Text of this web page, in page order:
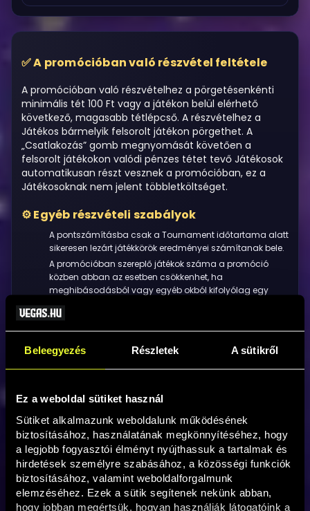
Beleegyezés Részletek A sütikről
Ez a weboldal sütiket használ
Sütiket alkalmazunk weboldalunk működésének
biztosításához, használatának megkönnyítéséhez, hogy
a legjobb fogyasztói élményt nyújthassuk a tartalmak és
hirdetések személyre szabásához, a közösségi funkciók
biztosításához, valamint weboldalforgalmunk
elemzéséhez. Ezek a sütik segítenek nekünk abban,
hogy jobban megértsük, hogyan használják látogatóink a
A promócióban való részvétel feltétele
A promócióban való részvételhez a pörgetésenkénti
minimális tét 100 Ft vagy a játékon belül elérhető
következő, magasabb tétlépcső. A részvételhez a
Játékos bármelyik felsorolt játékon pörgethet. A
„Csatlakozás” gomb megnyomását követően a
felsorolt játékokon valódi pénzes tétet tevő Játékosok
automatikusan részt vesznek a promócióban, ez a
Játékosoknak nem jelent többletköltséget.
Egyéb részvételi szabályok
A pontszámításba csak a Tournament időtartama alatt
sikeresen lezárt játékkörök eredményei számítanak bele.
A promócióban szereplő játékok száma a promóció
közben abban az esetben csökkenhet, ha
meghibásodásból vagy egyéb okból kifolyólag egy
játék levétele szükséges.
Megszakadt kapcsolat vagy egyéb műszaki probléma
esetén az összes érintett pörgetés törlésre kerül, és a
kipörgetett értékek nem kerülhetnek beszámításra a
promócióban.
🚀 CSATLAKOZOM
Nyeremény
A promóció teljes várható nyereményalapja tízmillió